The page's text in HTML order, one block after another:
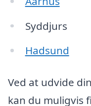
Syddjurs
Hadsund
Ved at udvide
kan du muligvis